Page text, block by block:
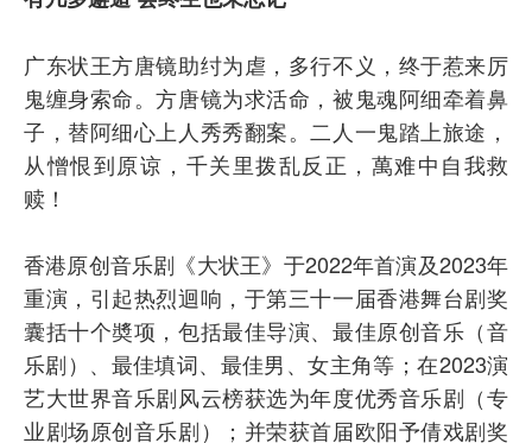
广东状王方唐镜助纣为虐，多行不义，终于惹来厉
鬼缠身索命。方唐镜为求活命，被鬼魂阿细牵着鼻
子，替阿细心上人秀秀翻案。二人一鬼踏上旅途，
从憎恨到原谅，千关里拨乱反正，萬难中自我救
赎！
香港原创音乐剧《大状王》于2022年首演及2023年
重演，引起热烈迴响，于第三十一届香港舞台剧奖
囊括十个奬项，包括最佳导演、最佳原创音乐（音
乐剧）、最佳填词、最佳男、女主角等；在2023演
艺大世界音乐剧风云榜获选为年度优秀音乐剧（专
业剧场原创音乐剧）；并荣获首届欧阳予倩戏剧奖